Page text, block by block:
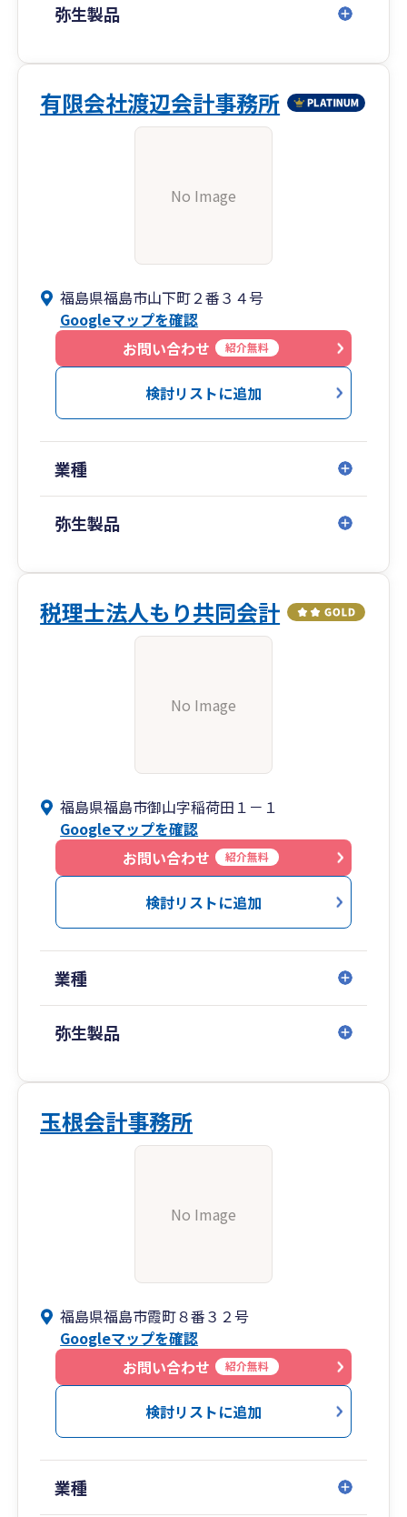
弥生製品
有限会社渡辺会計事務所
No Image
福島県福島市山下町２番３４号
Googleマップを確認
お問い合わせ
紹介無料
検討リストに追加
業種
弥生製品
税理士法人もり共同会計
No Image
福島県福島市御山字稲荷田１－１
Googleマップを確認
お問い合わせ
紹介無料
検討リストに追加
業種
弥生製品
玉根会計事務所
No Image
福島県福島市霞町８番３２号
Googleマップを確認
お問い合わせ
紹介無料
検討リストに追加
業種